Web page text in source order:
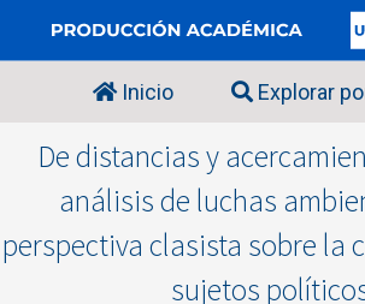
Inicio Explorar
De distancias y
análisis de luchas
perspectiva clasista sobre la
sujetos